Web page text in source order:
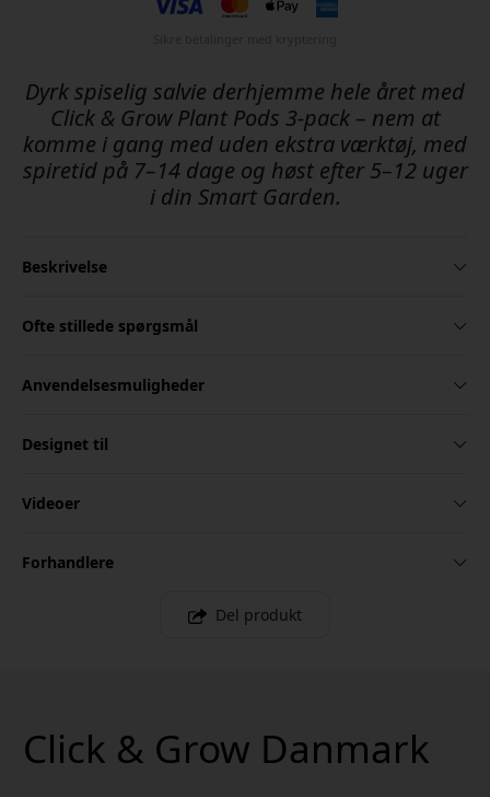
Dyrk spiselig salvie derhjemme hele året med
Click & Grow Plant Pods 3-pack – nem at
komme i gang med uden ekstra værktøj, med
spiretid på 7–14 dage og høst efter 5–12 uger
i din Smart Garden.
Beskrivelse
Ofte stillede spørgsmål
Anvendelsesmuligheder
Designet til
Videoer
Forhandlere
Del produkt
Click & Grow Danmark